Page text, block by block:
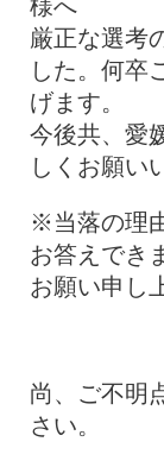
様へ
厳正な選考
した。何卒
げます。
今後共、愛
しくお願い
※当落の理
お答えでき
お願い申し
尚、ご不明
さい。